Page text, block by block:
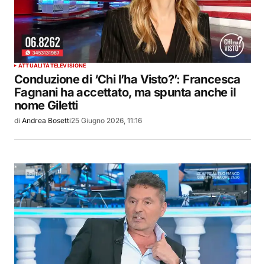
ATTUALITÀTELEVISIONE
Conduzione di ‘Chi l’ha Visto?’: Francesca
Fagnani ha accettato, ma spunta anche il
nome Giletti
di Andrea Bosetti25 Giugno 2026, 11:16